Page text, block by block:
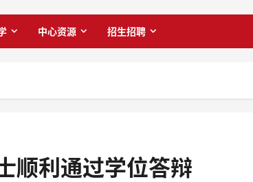
中心资源 招生招聘
顺利通过学位答辩